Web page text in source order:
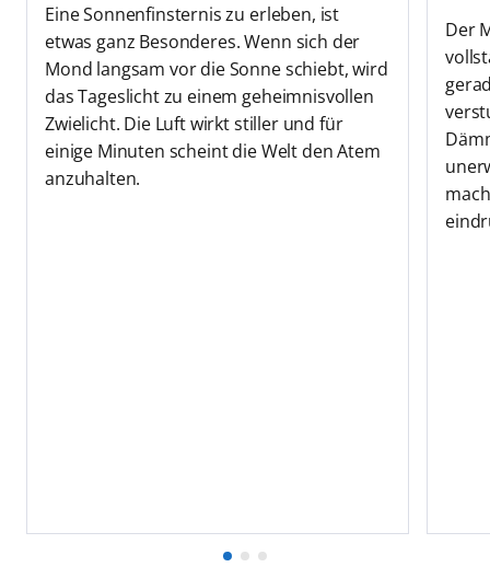
Eine Sonnenfinsternis zu erleben, ist
etwas ganz Besonderes. Wenn sich der
Mond langsam vor die Sonne schiebt, wird
das Tageslicht zu einem geheimnisvollen
Zwielicht. Die Luft wirkt stiller und für
einige Minuten scheint die Welt den Atem
anzuhalten.
Der